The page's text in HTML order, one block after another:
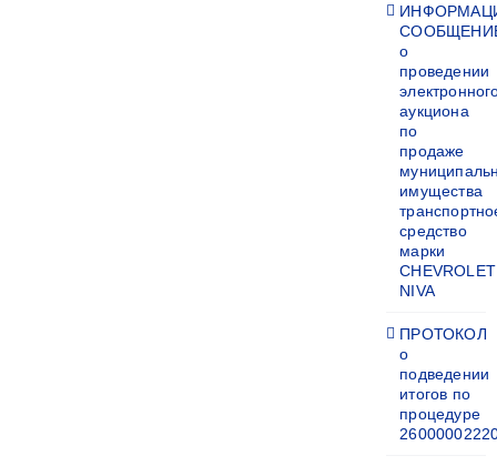
о
проведении
аукциона
по
продаже
имущества
средство
марки
CHEVROLET
NIVA
ПРОТОКОЛ
о
подведении
итогов по
процедуре